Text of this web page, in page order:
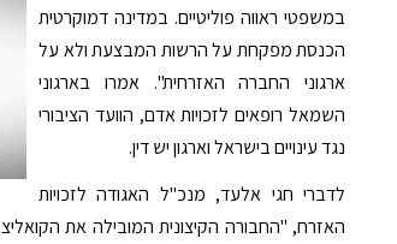
במשפטי ראווה פוליטיים. במדינה דמוקרטית
הכנסת מפקחת על הרשות המבצעת ולא על
ארגוני החברה האזרחית". אמרו בארגוני
השמאל רופאים לזכויות אדם, הוועד הציבורי
נגד עינויים בישראל וארגון יש דין.
לדברי חגי אלעד, מנכ"ל האגודה לזכויות
האזרח, "החבורה הקיצונית המובילה את